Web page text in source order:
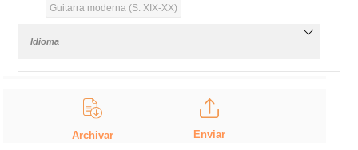
Guitarra moderna (S. XIX-XX)
Idioma
Archivar Enviar